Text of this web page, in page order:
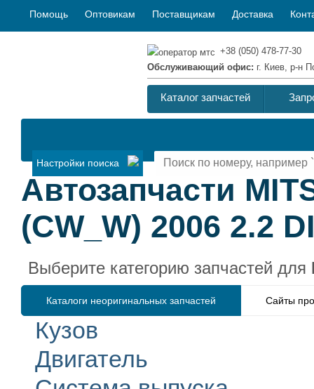
Помощь Оптовикам Поставщикам Доставка
+38 (050) 478-77-30
Обслуживающий офис: г. Киев, р-н
Каталог запчастей
Настройки поиска
Автозапчасти
(CW_W) 2006 2.2
Выберите категорию запчастей для
Каталоги неоригинальных запчастей Сайты
Кузов
Двигатель